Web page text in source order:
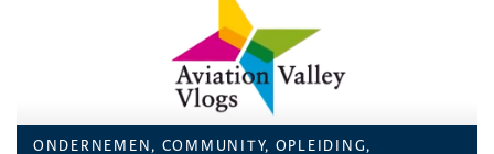
ONDERNEMEN, COMMUNITY, OPLEIDING,